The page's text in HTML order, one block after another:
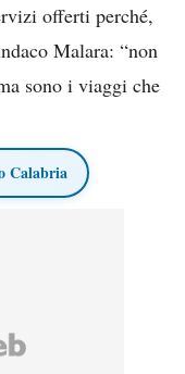
offerti perché,
Malara: “non
sono i viaggi che
Calabria